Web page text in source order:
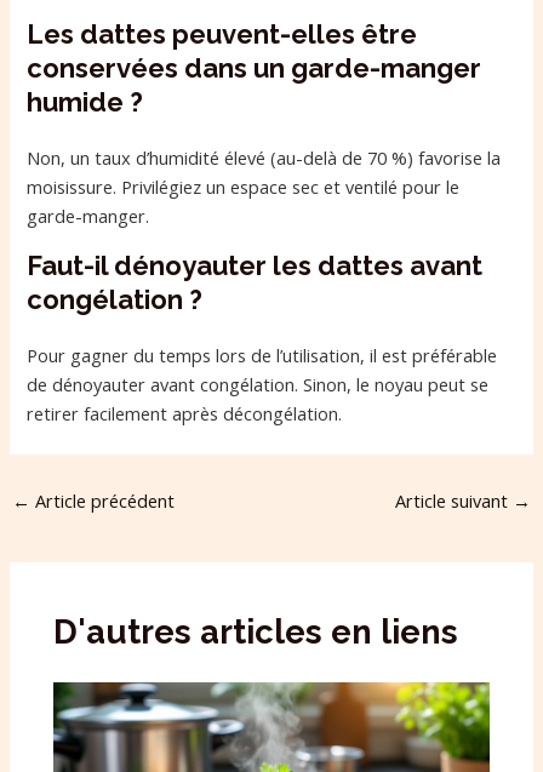
Les dattes peuvent-elles être
conservées dans un garde-manger
humide ?
Non, un taux d’humidité élevé (au-delà de 70 %) favorise la
moisissure. Privilégiez un espace sec et ventilé pour le
garde-manger.
Faut-il dénoyauter les dattes avant
congélation ?
Pour gagner du temps lors de l’utilisation, il est préférable
de dénoyauter avant congélation. Sinon, le noyau peut se
retirer facilement après décongélation.
← Article précédent Article suivant →
D'autres articles en liens